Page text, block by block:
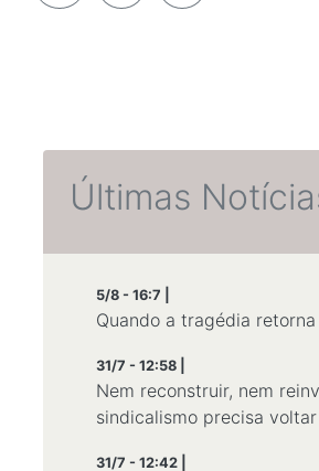
Últimas
5/8 - 16:7 |
Quando a tragédia
31/7 - 12:58 |
Nem reconstruir, nem
sindicalismo precisa
31/7 - 12:42 |